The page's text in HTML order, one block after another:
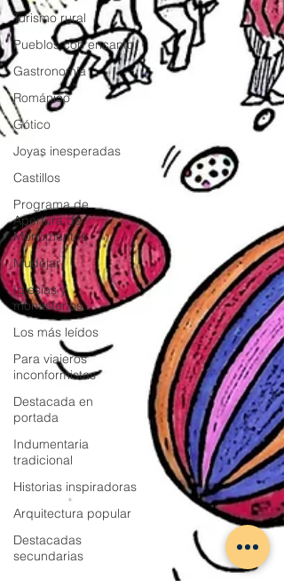
Turismo rural
Pueblos con encanto
Gastronomía
Románico
Gótico
Joyas inesperadas
Castillos
Programa de
Apertura de
Monumentos
Mudéjar
Iglesias y
monasterios
Los más leídos
Para viajeros
inconformistas
Destacada en
portada
Indumentaria
tradicional
Historias inspiradoras
Arquitectura popular
Destacadas
secundarias